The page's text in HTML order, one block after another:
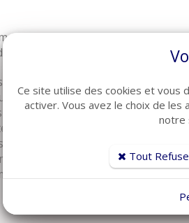
câble torsadé
marque CIAR équipé de prise
canapé ou fauteuil Relax avec 2
releveur
+ prise RJ45
de votre canapé ou de votre
pour une autre marque, il
Ce site utilise des cookies et vous
activer. Vous avez le choix de
notre
Tout